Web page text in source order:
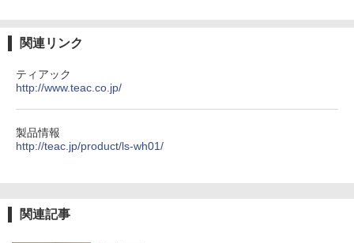
関連リンク
ティアック
http://www.teac.co.jp/
製品情報
http://teac.jp/product/ls-wh01/
関連記事